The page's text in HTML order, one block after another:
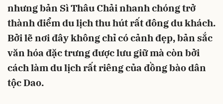
nhưng bản Sì Thâu Chải nhanh chóng trở
thành điểm du lịch thu hút rất đông du khách.
Bởi lẽ nơi đây không chỉ có cảnh đẹp, bản sắc
văn hóa đặc trưng được lưu giữ mà còn bởi
cách làm du lịch rất riêng của đồng bào dân
tộc Dao.